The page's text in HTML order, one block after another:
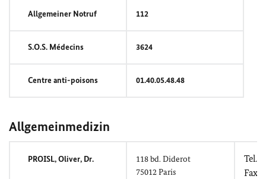
Allgemeiner Notruf 112
S.O.S. Médecins 3624
Centre anti-poisons 01.40.05.48.48
Allgemeinmedizin
PROISL, Oliver, Dr. 118bd. Diderot
75012 Paris
Tel.:
Fax: